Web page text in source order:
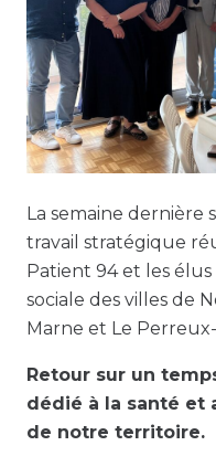
La semaine dernière
travail stratégique
Patient 94 et les
sociale des villes de
Marne et Le
Retour sur un
dédié à la santé et
de notre territoire.